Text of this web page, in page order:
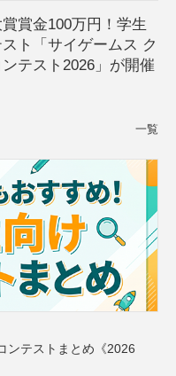
賞賞金100万円！学生
ト「サイゲームス ク
テスト2026」が開催
一覧
ンテストまとめ《2026